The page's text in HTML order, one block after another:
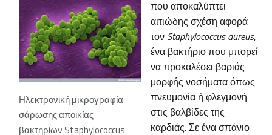
Ηλεκτρονική μικρογραφία
σάρωσης αποικίας
βακτηρίων Staphylococcus
που αποκαλύπτει
αιτιώδης σχέση αφορά
τον Staphylococcus aureus,
ένα βακτήριο που μπορεί
να προκαλέσει βαριάς
μορφής νοσήματα όπως
πνευμονία ή φλεγμονή
στις βαλβίδες της
καρδιάς. Σε ένα σπάνιο